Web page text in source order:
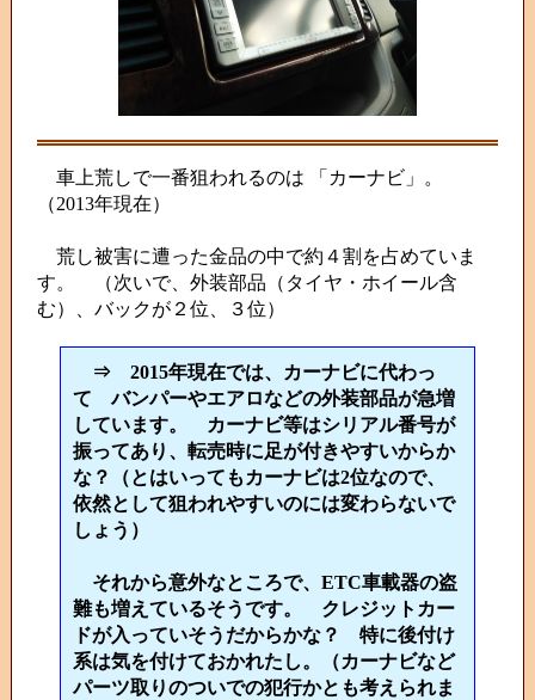
車上荒しで一番狙われるのは 「カーナビ」。
（2013年現在）
荒し被害に遭った金品の中で約４割を占めていま
す。 （次いで、外装部品（タイヤ・ホイール含
む）、バックが２位、３位）
⇒ 2015年現在では、カーナビに代わっ
て バンパーやエアロなどの外装部品が急増
しています。 カーナビ等はシリアル番号が
振ってあり、転売時に足が付きやすいからか
な？（とはいってもカーナビは2位なので、
依然として狙われやすいのには変わらないで
しょう）
それから意外なところで、ETC車載器の盗
難も増えているそうです。 クレジットカー
ドが入っていそうだからかな？ 特に後付け
系は気を付けておかれたし。（カーナビなど
パーツ取りのついでの犯行かとも考えられま